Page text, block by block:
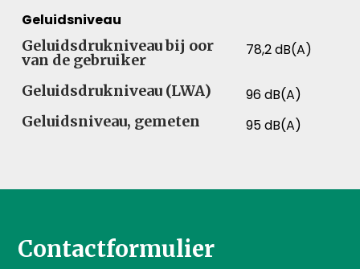
Geluidsniveau
Geluidsdrukniveau bij oor
van de gebruiker
78,2 dB(A)
Geluidsdrukniveau (LWA)
96 dB(A)
Geluidsniveau, gemeten
95 dB(A)
Contactformulier